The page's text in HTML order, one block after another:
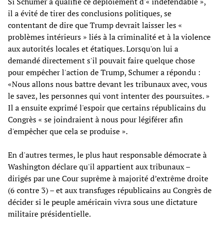
il a évité de tirer des conclusions politiques, se
contentant de dire que Trump devrait laisser les «
problèmes intérieurs » liés à la criminalité et à la violence
aux autorités locales et étatiques. Lorsqu'on lui a
demandé directement s'il pouvait faire quelque chose
pour empêcher l'action de Trump, Schumer a répondu :
«Nous allons nous battre devant les tribunaux avec, vous
le savez, les personnes qui vont intenter des poursuites. »
Il a ensuite exprimé l'espoir que certains républicains du
Congrès « se joindraient à nous pour légiférer afin
d'empêcher que cela se produise ».
En d'autres termes, le plus haut responsable démocrate à
Washington déclare qu'il appartient aux tribunaux –
dirigés par une Cour suprême à majorité d’extrême droite
(6 contre 3) – et aux transfuges républicains au Congrès de
décider si le peuple américain vivra sous une dictature
militaire présidentielle.